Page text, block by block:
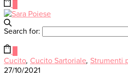
Search for:
Cucito, Cucito Sartoriale, Strumenti
27/10/2021